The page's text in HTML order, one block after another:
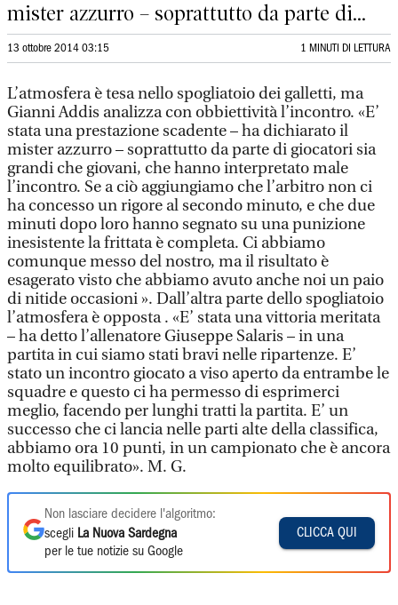
mister azzurro – soprattutto da parte di...
13 ottobre 2014 03:15 1 MINUTI DI LETTURA
L’atmosfera è tesa nello spogliatoio dei galletti, ma
Gianni Addis analizza con obbiettività l’incontro. «E’
stata una prestazione scadente – ha dichiarato il
mister azzurro – soprattutto da parte di giocatori sia
grandi che giovani, che hanno interpretato male
l’incontro. Se a ciò aggiungiamo che l’arbitro non ci
ha concesso un rigore al secondo minuto, e che due
minuti dopo loro hanno segnato su una punizione
inesistente la frittata è completa. Ci abbiamo
comunque messo del nostro, ma il risultato è
esagerato visto che abbiamo avuto anche noi un paio
di nitide occasioni ». Dall’altra parte dello spogliatoio
l’atmosfera è opposta . «E’ stata una vittoria meritata
– ha detto l’allenatore Giuseppe Salaris – in una
partita in cui siamo stati bravi nelle ripartenze. E’
stato un incontro giocato a viso aperto da entrambe le
squadre e questo ci ha permesso di esprimerci
meglio, facendo per lunghi tratti la partita. E’ un
successo che ci lancia nelle parti alte della classifica,
abbiamo ora 10 punti, in un campionato che è ancora
molto equilibrato». M. G.
Non lasciare decidere l'algoritmo:
scegli La Nuova Sardegna
per le tue notizie su Google
CLICCA QUI